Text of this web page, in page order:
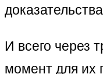
И всего через
момент для их